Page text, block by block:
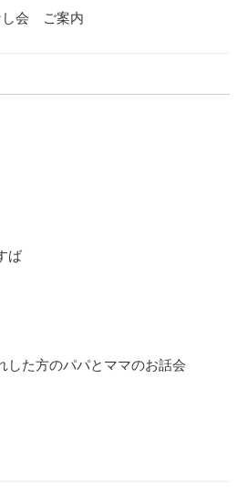
し会 ご案内
ば
した方のパパとママのお話会